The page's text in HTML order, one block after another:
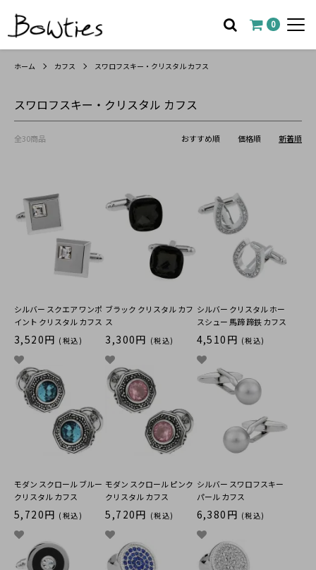
0
ホーム カフス スワロフスキー・クリスタル カフス
スワロフスキー・クリスタル カフス
全30商品 おすすめ順 価格順 新着順
シルバー スクエア ワンポ
イント クリスタル カフス
3,520円 (税込)
ブラック クリスタル カフ
ス
3,300円 (税込)
シルバー クリスタル ホー
スシュー 馬蹄 蹄鉄 カフス
4,510円 (税込)
モダン スクロール ブルー
クリスタル カフス
5,720円 (税込)
モダン スクロール ピンク
クリスタル カフス
5,720円 (税込)
シルバー スワロフスキー
パール カフス
6,380円 (税込)